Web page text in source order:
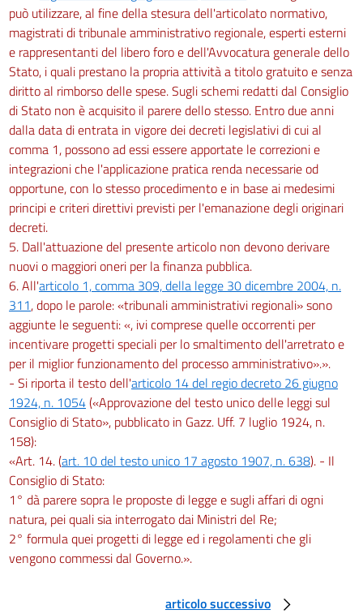
Impugnazioni in generale
art. 91
art. 92
art. 93
art. 94
art. 95
art. 96
art. 97
art. 98
art. 99
Titolo II
Appello
art. 100
art. 101
art. 102
art. 103
art. 104
art. 105
Revocazione
art. 106
art. 107
Titolo IV
Opposizione di terzo
può utilizzare, al fine della stesura dell'articolato normativo,
magistrati di tribunale amministrativo regionale, esperti esterni
e rappresentanti del libero foro e dell'Avvocatura generale dello
Stato, i quali prestano la propria attività a titolo gratuito e senza
diritto al rimborso delle spese. Sugli schemi redatti dal Consiglio
di Stato non è acquisito il parere dello stesso. Entro due anni
dalla data di entrata in vigore dei decreti legislativi di cui al
comma 1, possono ad essi essere apportate le correzioni e
integrazioni che l'applicazione pratica renda necessarie od
opportune, con lo stesso procedimento e in base ai medesimi
principi e criteri direttivi previsti per l'emanazione degli originari
decreti.
5. Dall'attuazione del presente articolo non devono derivare
nuovi o maggiori oneri per la finanza pubblica.
6. All'articolo 1, comma 309, della legge 30 dicembre 2004, n.
311, dopo le parole: «tribunali amministrativi regionali» sono
aggiunte le seguenti: «, ivi comprese quelle occorrenti per
incentivare progetti speciali per lo smaltimento dell'arretrato e
per il miglior funzionamento del processo amministrativo».».
- Si riporta il testo dell'articolo 14 del regio decreto 26 giugno
1924, n. 1054(«Approvazione del testo unico delle leggi sul
Consiglio di Stato», pubblicato in Gazz. Uff. 7 luglio 1924, n.
158):
«Art. 14. (art. 10 del testo unico 17 agosto 1907, n. 638). - Il
Consiglio di Stato:
1° dà parere sopra le proposte di legge e sugli affari di ogni
natura, pei quali sia interrogato dai Ministri del Re;
2° formula quei progetti di legge ed i regolamenti che gli
vengono commessi dal Governo.».
articolo successivo